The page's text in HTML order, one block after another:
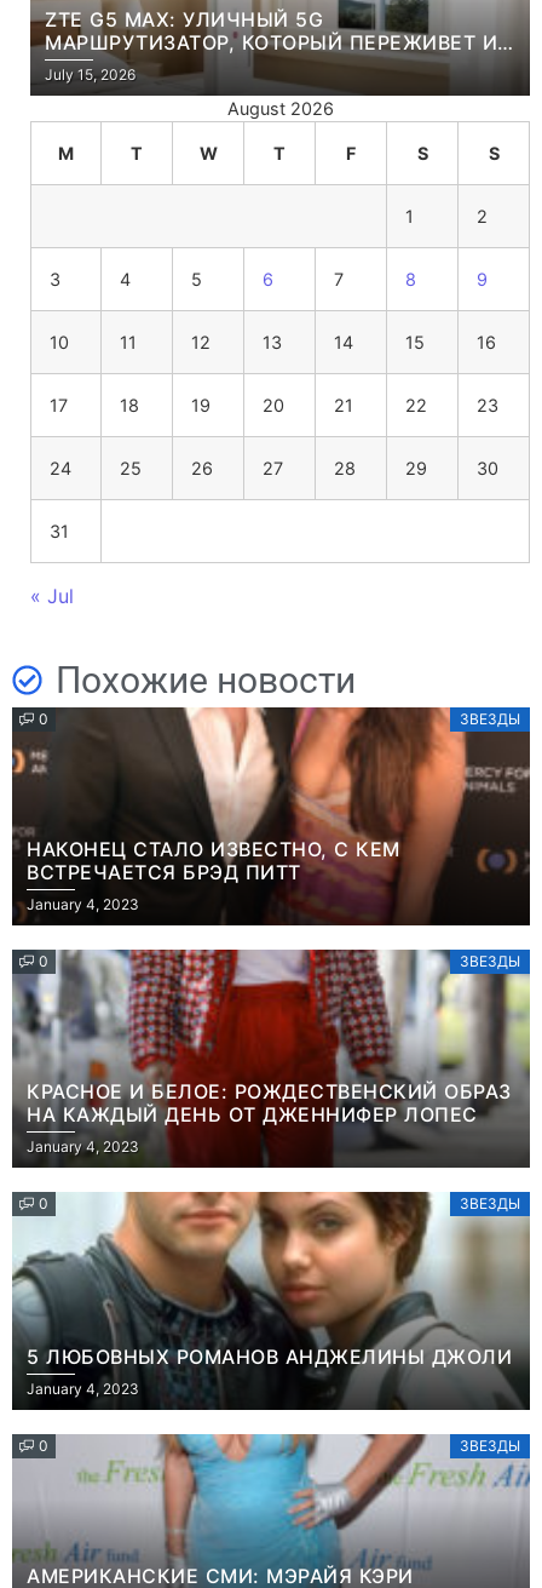
ZTE G5 MAX: УЛИЧНЫЙ 5G
МАРШРУТИЗАТОР, КОТОРЫЙ ПЕРЕЖИВЕТ И
ЛЮТУЮ ЗИМУ, И ЖАРКОЕ ЛЕТО
July 15, 2026
August 2026
M T W T F S S
1 2
3 4 5 6 7 8 9
10 11 12 13 14 15 16
17 18 19 20 21 22 23
24 25 26 27 28 29 30
31
« Jul
Похожие новости
0 ЗВЕЗДЫ
НАКОНЕЦ СТАЛО ИЗВЕСТНО, С КЕМ
ВСТРЕЧАЕТСЯ БРЭД ПИТТ
January 4, 2023
0 ЗВЕЗДЫ
КРАСНОЕ И БЕЛОЕ: РОЖДЕСТВЕНСКИЙ ОБРАЗ
НА КАЖДЫЙ ДЕНЬ ОТ ДЖЕННИФЕР ЛОПЕС
January 4, 2023
0 ЗВЕЗДЫ
5 ЛЮБОВНЫХ РОМАНОВ АНДЖЕЛИНЫ ДЖОЛИ
January 4, 2023
0 ЗВЕЗДЫ
АМЕРИКАНСКИЕ СМИ: МЭРАЙЯ КЭРИ